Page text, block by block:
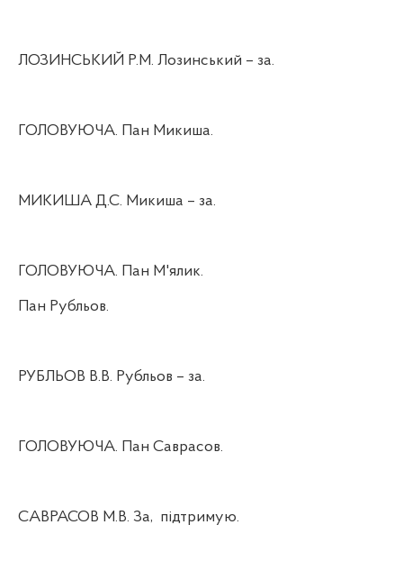
ЛОЗИНСЬКИЙ Р.М. Лозинський – за.
ГОЛОВУЮЧА. Пан Микиша.
МИКИША Д.С. Микиша – за.
ГОЛОВУЮЧА. Пан М'ялик.
Пан Рубльов.
РУБЛЬОВ В.В. Рубльов – за.
ГОЛОВУЮЧА. Пан Саврасов.
САВРАСОВ М.В. За, підтримую.